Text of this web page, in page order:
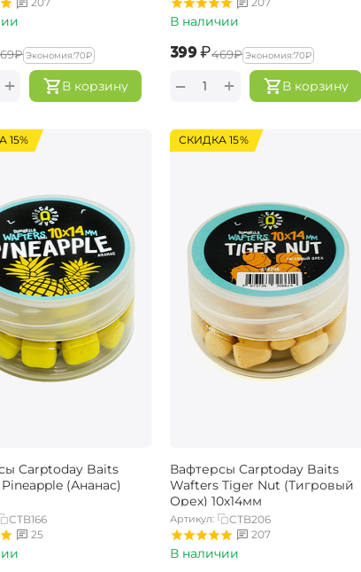
₽ Экономия:‍70‍₽
В корзину
+
В наличии
‍399‍₽‍469‍₽ Экономия:‍70‍₽
В корзину
+
−
15%
Carptoday Baits
(Ананас)
CTB166
25
СКИДКА 15%
Вафтерсы Carptoday Baits
Wafters Tiger Nut (Тигровый
Орех) 10х14мм
Артикул:
CTB206
207
В наличии